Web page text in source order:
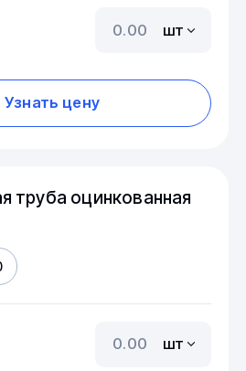
шт
Узнать цену
труба оцинкованная
шт